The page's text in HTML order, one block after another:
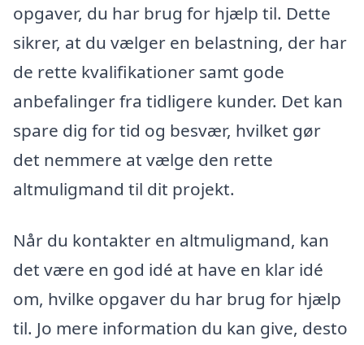
opgaver, du har brug for hjælp til. Dette
sikrer, at du vælger en belastning, der har
de rette kvalifikationer samt gode
anbefalinger fra tidligere kunder. Det kan
spare dig for tid og besvær, hvilket gør
det nemmere at vælge den rette
altmuligmand til dit projekt.
Når du kontakter en altmuligmand, kan
det være en god idé at have en klar idé
om, hvilke opgaver du har brug for hjælp
til. Jo mere information du kan give, desto